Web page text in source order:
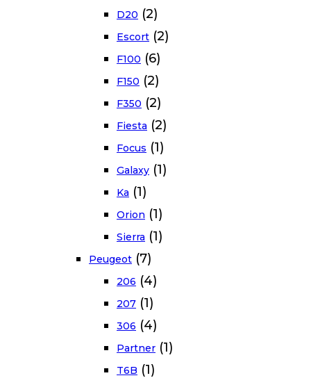
D20 (2)
Escort (2)
F100 (6)
F150 (2)
F350 (2)
Fiesta (2)
Focus (1)
Galaxy (1)
Ka (1)
Orion (1)
Sierra (1)
Peugeot (7)
206 (4)
207 (1)
306 (4)
Partner (1)
T6B (1)